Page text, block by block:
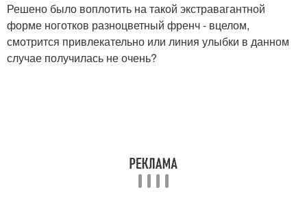
Решено было воплотить на такой экстравагантной
форме ноготков разноцветный френч - вцелом,
смотрится привлекательно или линия улыбки в данном
случае получилась не очень?